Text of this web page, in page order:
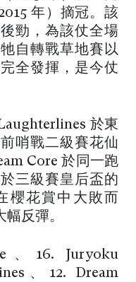
年）摘冠。該
勁，為該仗全場
自轉戰草地賽以
全發揮，是今仗
於東
哨戰二級賽花仙
Core 於同一跑
三級賽皇后盃的
櫻花賞中大敗而
反彈。
、16. Juryoku
、12. Dream